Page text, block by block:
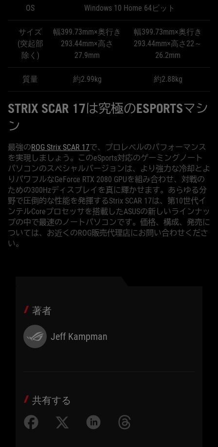
OS Windows 10 Home 64ビット
サイズ
(突起部
除く)
幅399.73mm×奥行き
293.44mm×高さ
27.9mm
幅399.73mm×奥行き
293.44mm×高さ22～
26.2mm
質量 約2.99kg 約2.88kg
STRIX SCAR 17は究極のESPORTSマシ
ン
最強のROG Strix SCAR 17で、プロレベルのパフォーマンス
を実現しましょう。このeSports対応のゲーミングノート
パソコンのスペシャルバージョンは、より強力な冷却とよ
りパワフルなGeForce RTX 2080 GPUを組み合わせ、対戦の
ための300Hzディスプレイを真に輝かせます。あらゆる分
野で圧倒的な性能を発揮するStrix SCAR 17は、第10世代イ
ンテルCoreプロセッサを搭載したASUSの新しいラインナッ
プの中で最速のノートパソコンです。価格、構成、発売に
ついては、お近くのROG販売代理店にお問い合わせくださ
い。
著者
Jeff Kampman
共有する